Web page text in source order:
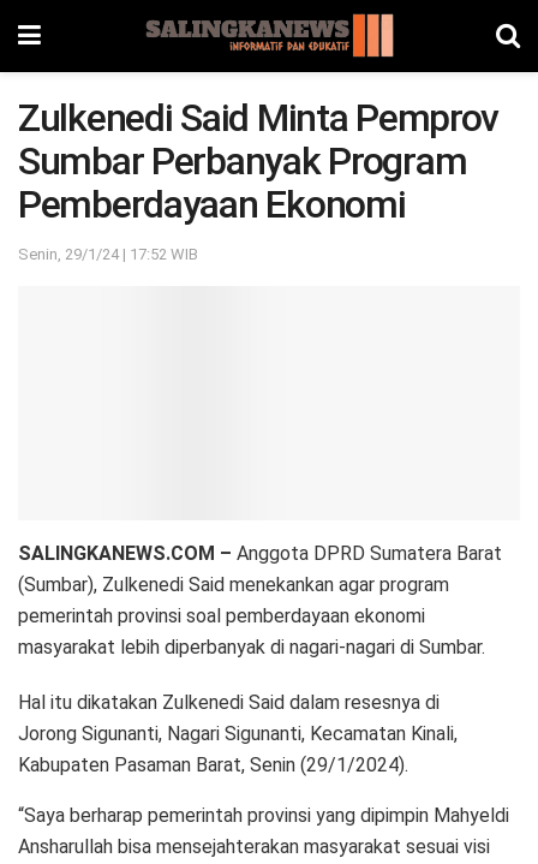
Zulkenedi Said Minta Pemprov
Sumbar Perbanyak Program
Pemberdayaan Ekonomi
Senin, 29/1/24 | 17:52 WIB
SALINGKANEWS.COM – Anggota DPRD Sumatera Barat
(Sumbar), Zulkenedi Said menekankan agar program
pemerintah provinsi soal pemberdayaan ekonomi
masyarakat lebih diperbanyak di nagari-nagari di Sumbar.
Hal itu dikatakan Zulkenedi Said dalam resesnya di
Jorong Sigunanti, Nagari Sigunanti, Kecamatan Kinali,
Kabupaten Pasaman Barat, Senin (29/1/2024).
“Saya berharap pemerintah provinsi yang dipimpin Mahyeldi
Ansharullah bisa mensejahterakan masyarakat sesuai visi